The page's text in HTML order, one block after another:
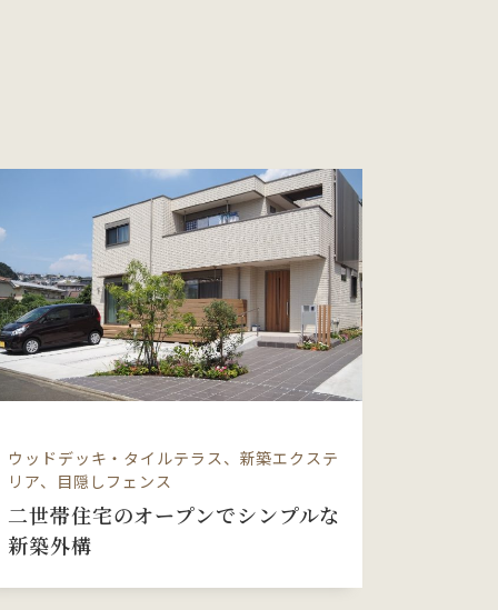
ウッドデッキ・タイルテラス、新築エクステ
リア、目隠しフェンス
二世帯住宅のオープンでシンプルな
新築外構